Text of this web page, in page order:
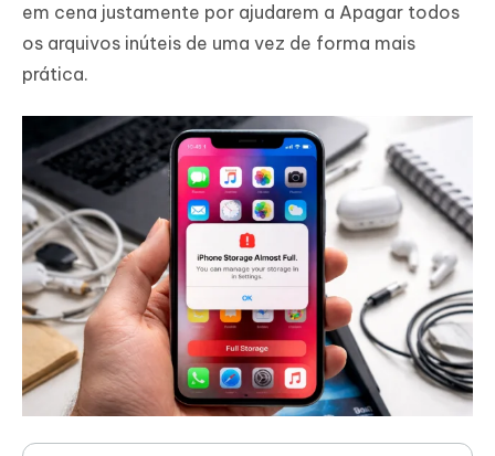
em cena justamente por ajudarem a Apagar todos
os arquivos inúteis de uma vez de forma mais
prática.